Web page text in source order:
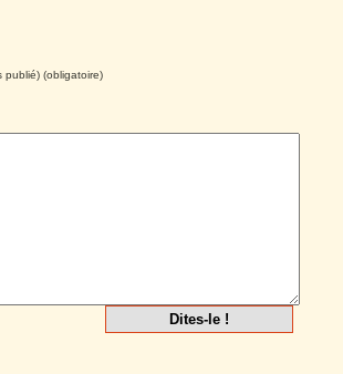
publié) (obligatoire)